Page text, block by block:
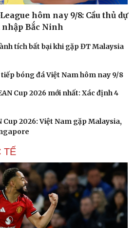
hôm nay 9/8: Cầu thủ dự
nhập Bắc Ninh
tích bất bại khi gặp ĐT Malaysia
bóng đá Việt Nam hôm nay 9/8
Cup 2026 mới nhất: Xác định 4
Cup 2026: Việt Nam gặp Malaysia,
TẾ